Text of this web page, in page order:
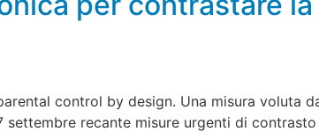
control by design. Una misura voluta
recante misure urgenti di